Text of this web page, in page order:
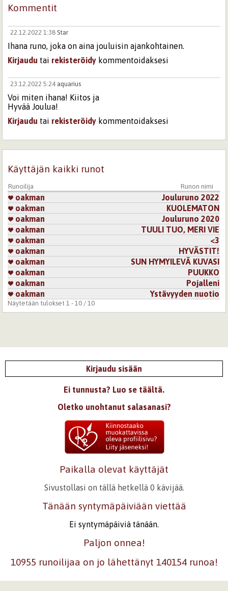
Kommentit
22.12.2022 1:38 Star
Ihana runo, joka on aina jouluisin ajankohtainen.
Kirjaudu tai rekisteröidy kommentoidaksesi
23.12.2022 5:24 aquarius
Voi miten ihana! Kiitos ja
Hyvää Joulua!
Kirjaudu tai rekisteröidy kommentoidaksesi
Käyttäjän kaikki runot
Runoilija Runon nimi
oakman
Jouluruno 2022
oakman
KUOLEMATON
oakman
Jouluruno 2020
oakman
TUULI TUO, MERI VIE
oakman
<3
oakman
HYVÄSTIT!
oakman
SUN HYMYILEVÄ KUVASI
oakman
PUUKKO
oakman
Pojalleni
oakman
Ystävyyden nuotio
Näytetään tulokset 1 - 10 / 10
Kirjaudu sisään
Ei tunnusta? Luo se täältä.
Oletko unohtanut salasanasi?
Paikalla olevat käyttäjät
Sivustollasi on tällä hetkellä 0 kävijää.
Tänään syntymäpäiviään viettää
Ei syntymäpäiviä tänään.
Paljon onnea!
10955 runoilijaa on jo lähettänyt 140154 runoa!